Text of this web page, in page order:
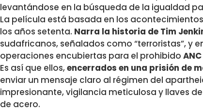
levantándose en la búsqueda de la igualdad
La película está basada en los
los años setenta. Narra la historia de Tim
sudafricanos, señalados como “terroristas”, y
operaciones encubiertas para el prohibido
Es así que ellos,encerrados en una prisión de
enviar un mensaje claro al régimen del
impresionante, vigilancia meticulosa y llaves
de acero.